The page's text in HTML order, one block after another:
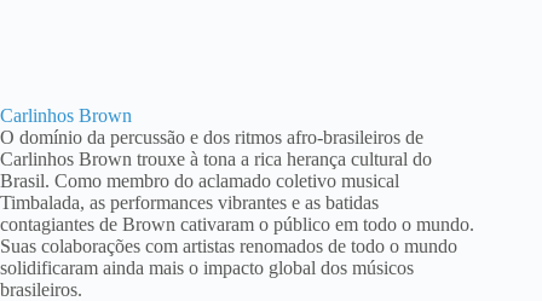
Carlinhos Brown
O domínio da percussão e dos ritmos afro-brasileiros de
Carlinhos Brown trouxe à tona a rica herança cultural do
Brasil. Como membro do aclamado coletivo musical
Timbalada, as performances vibrantes e as batidas
contagiantes de Brown cativaram o público em todo o mundo.
Suas colaborações com artistas renomados de todo o mundo
solidificaram ainda mais o impacto global dos músicos
brasileiros.